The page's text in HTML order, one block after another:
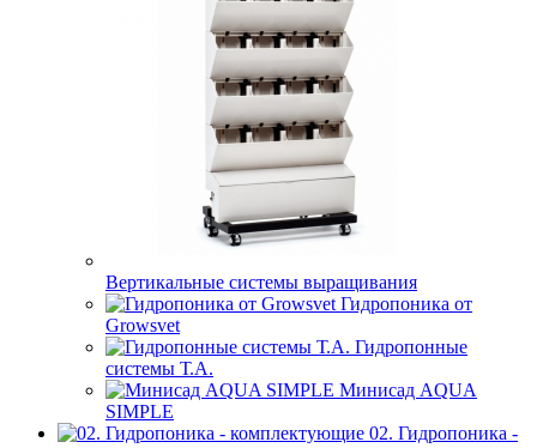
Вертикальные системы выращивания
Гидропоника от
Growsvet
Гидропонные
системы Т.A.
Минисад AQUA
SIMPLE
02. Гидропоника -